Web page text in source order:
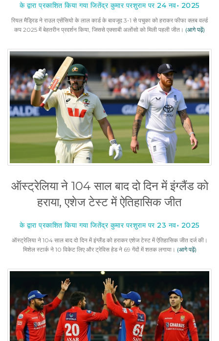
के द्वारा प्रकाशित किया गया जितेंद्र कुमार परशुराम पर 24 नव॰ 2025
रियल मैड्रिड ने राउल एसेंसियो के लाल कार्ड के बावजूद 3-1 से पचुका को हराकर फीफा क्लब वर्ल्ड
कप 2025 में बेहतरीन प्रदर्शन किया, जिससे एक्साबी अलोंसो को मिली पहली जीत। (आगे पढ़ें)
ऑस्ट्रेलिया ने 104 साल बाद दो दिन में इंग्लैंड को
हराया, एशेज टेस्ट में ऐतिहासिक जीत
के द्वारा प्रकाशित किया गया जितेंद्र कुमार परशुराम पर 23 नव॰ 2025
ऑस्ट्रेलिया ने 104 साल बाद दो दिन में इंग्लैंड को हराकर एशेज टेस्ट में ऐतिहासिक जीत दर्ज की।
मिशेल स्टार्क ने 10 विकेट लिए और ट्रेविस हेड ने 69 गेंदों में शतक लगाया। (आगे पढ़ें)